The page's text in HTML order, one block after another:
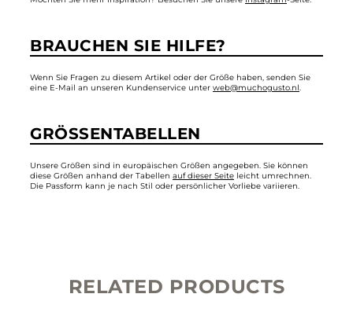
BRAUCHEN SIE HILFE?
Wenn Sie Fragen zu diesem Artikel oder der Größe haben, senden Sie
eine E-Mail an unseren Kundenservice unter web@muchogusto.nl.
GRÖSSENTABELLEN
Unsere Größen sind in europäischen Größen angegeben. Sie können
diese Größen anhand der Tabellen auf dieser Seite leicht umrechnen.
Die Passform kann je nach Stil oder persönlicher Vorliebe variieren.
RELATED PRODUCTS